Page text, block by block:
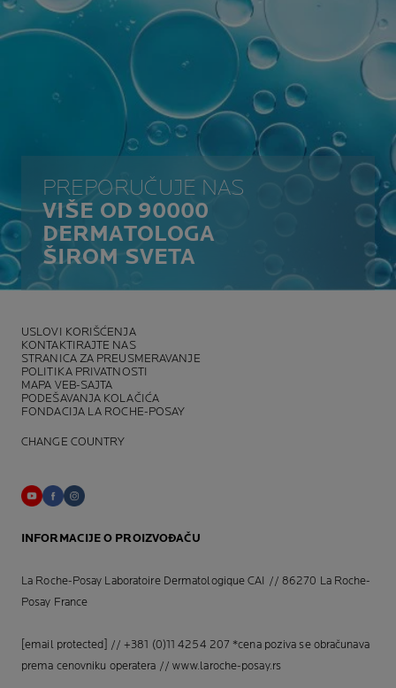
PREPORUČUJE NAS
VIŠE OD 90000
DERMATOLOGA
ŠIROM SVETA
USLOVI KORIŠĆENJA
KONTAKTIRAJTE NAS
STRANICA ZA PREUSMERAVANJE
POLITIKA PRIVATNOSTI
MAPA VEB-SAJTA
PODEŠAVANJA KOLAČIĆA
FONDACIJA LA ROCHE-POSAY
CHANGE COUNTRY
INFORMACIJE O PROIZVOĐAČU
La Roche-Posay Laboratoire Dermatologique CAI // 86270 La Roche-
Posay France
[email protected] // +381 (0)11 4254 207 *cena poziva se obračunava
prema cenovniku operatera // www.laroche-posay.rs